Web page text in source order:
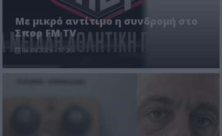
Με μικρό αντίτιμο η συνδρομή στο
Σπορ FM TV
06.08.2026 - 17:26